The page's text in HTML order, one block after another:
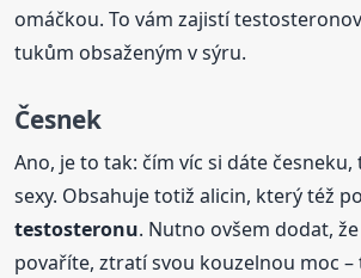
omáčkou. To vám zajistí
tukům obsaženým v sýru.
Česnek
Ano, je to tak: čím víc si dáte
sexy. Obsahuje totiž alicin, který též
testosteronu. Nutno ovšem dodat,
povaříte, ztratí svou kouzelnou moc –